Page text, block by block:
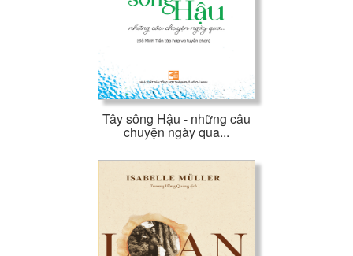
Tây sông Hậu - những câu
chuyện ngày qua...